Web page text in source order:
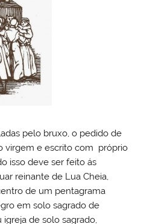
pelo bruxo, o pedido de
virgem e escrito com próprio
isso deve ser feito ás
reinante de Lua Cheia,
de um pentagrama
em solo sagrado de
de solo sagrado,